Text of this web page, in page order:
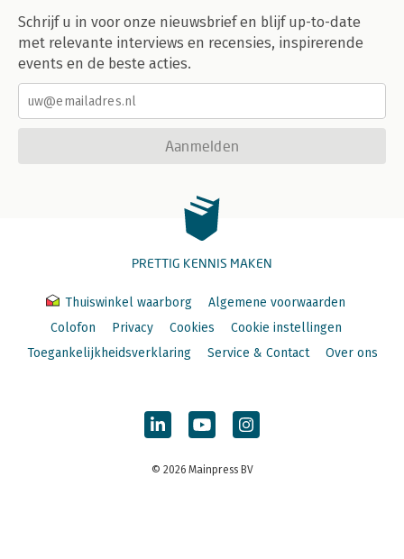
Schrijf u in voor onze nieuwsbrief en blijf up-to-date
met relevante interviews en recensies, inspirerende
events en de beste acties.
Aanmelden
PRETTIG KENNIS MAKEN
Thuiswinkel waarborg
Algemene voorwaarden
Colofon
Privacy Cookies
Cookie instellingen
Toegankelijkheidsverklaring
Service & Contact Over ons
© 2026 Mainpress BV